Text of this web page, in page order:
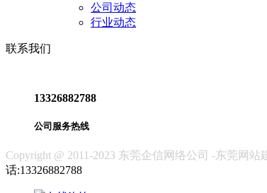
公司动态
行业动态
联系我们
13326882788
公司服务热线
Copyright @ 2011-2023 东莞企信网络公司 -东莞网
话:13326882788